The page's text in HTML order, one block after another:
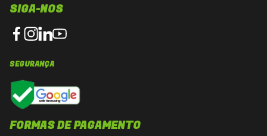
SIGA-NOS
SEGURANÇA
FORMAS DE PAGAMENTO